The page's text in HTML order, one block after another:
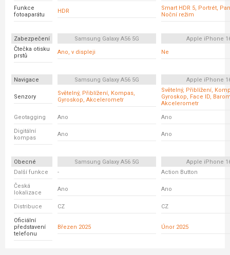
Funkce
fotoaparátu
HDR
Smart HDR 5, Portrét,
Noční režim
Zabezpečení Samsung Galaxy A56 5G
Apple iPhone
Čtečka otisku
prstů
Ano, v displeji Ne
Navigace Samsung Galaxy A56 5G Apple iPhone
Senzory
Světelný, Přiblížení, Kompas,
Gyroskop, Akcelerometr
Světelný, Přiblížení,
Gyroskop, Face ID,
Akcelerometr
Geotagging Ano Ano
Digitální
kompas
Ano Ano
Obecné Samsung Galaxy A56 5G
Apple iPhone
Další funkce
- Action Button
Česká
lokalizace
Ano Ano
Distribuce CZ CZ
Oficiální
představení
telefonu
Březen 2025 Únor 2025